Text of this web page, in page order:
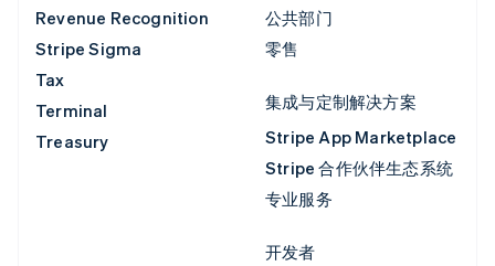
Revenue Recognition
Stripe Sigma
Tax
Terminal
Treasury
公共部门
零售
集成与定制解决方案
Stripe App Marketplace
Stripe 合作伙伴生态系统
专业服务
开发者